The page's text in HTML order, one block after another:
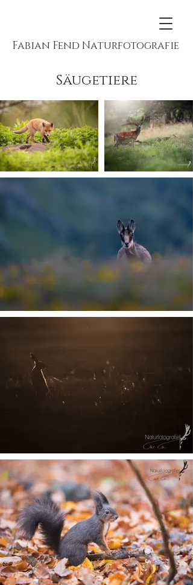
Fabian Fend Naturfotografie
Säugetiere